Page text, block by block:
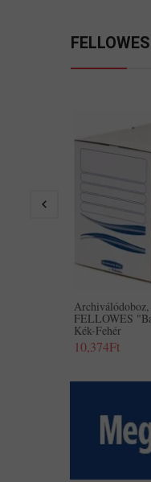
FELLOWES
Kék-Fehér
10,374Ft